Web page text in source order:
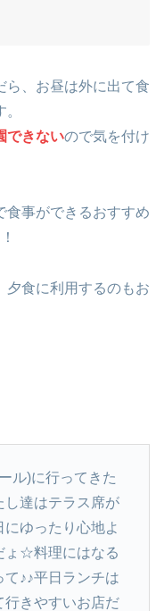
ら、お昼は外に出て食
できないので気を付け
食事ができるおすすめ
夕食に利用するのもお
ル)に行ってきた
達はテラス席が
ゆったり心地よ
ょ☆料理にはなる
♪♪平日ランチは
行きやすいお店だ